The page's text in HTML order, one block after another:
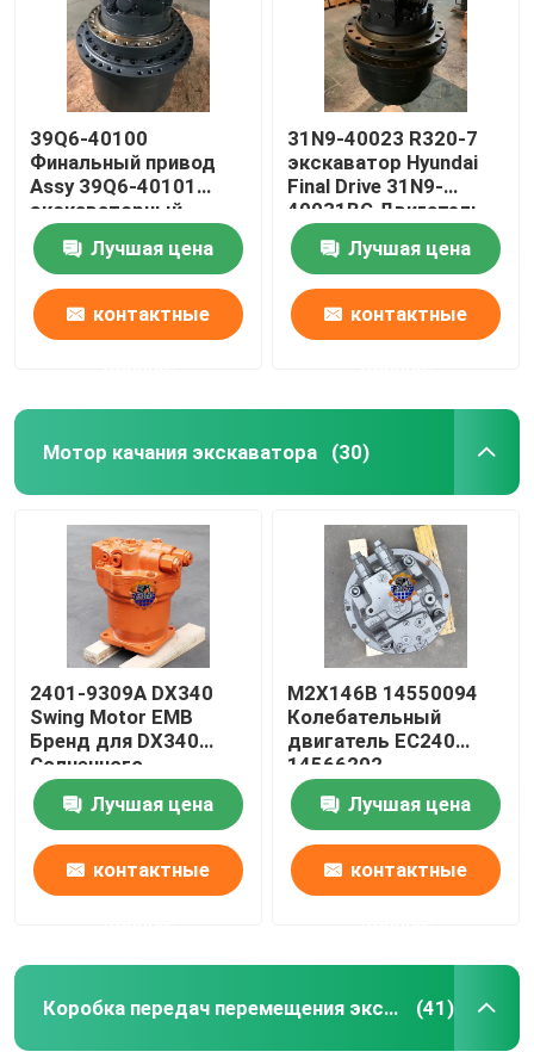
Дом
Продукты
О нас
39Q6-40100
Финальный привод
Assy 39Q6-40101
экскаваторный
путевой двигатель
для R210-9 R250-9
Лучшая цена
контактные
31N9-40023 R320-7
экскаватор Hyundai
Final Drive 31N9-
40031BG Двигатель
путешествий
Лучшая цена
контактные
Мотор качания экскаватора (30)
2401-9309A DX340
Swing Motor EMB
Бренд для DX340
Солнечного
экскаватора 340LC
Лучшая цена
контактные
M2X146B 14550094
Колебательный
двигатель EC240
14566202
Колебательный
двигатель для
экскаватора
Лучшая цена
контактные
Коробка передач перемещения экскаватора (41)